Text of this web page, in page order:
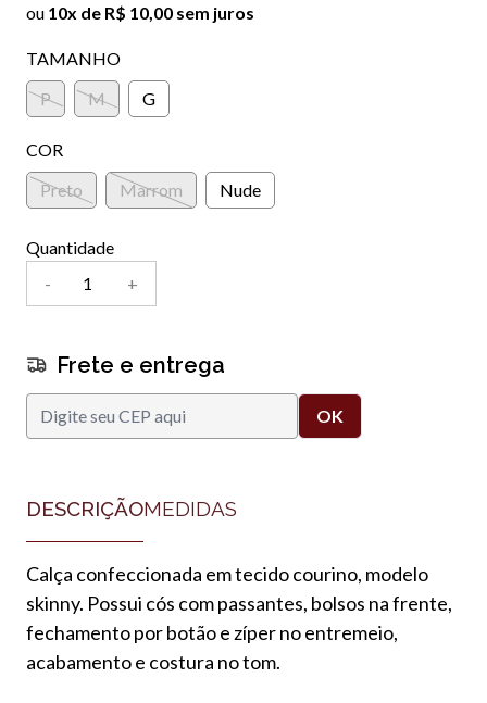
ou 10x de R$ 10,00 sem juros
TAMANHO
P
M G
COR
Preto
Marrom Nude
Quantidade
-
+
Frete e entrega
DESCRIÇÃOMEDIDAS
Calça confeccionada em tecido courino, modelo
skinny. Possui cós com passantes, bolsos na frente,
fechamento por botão e zíper no entremeio,
acabamento e costura no tom.